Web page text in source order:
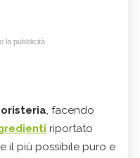
la pubblicità
, facendo
riportato
il più possibile puro e